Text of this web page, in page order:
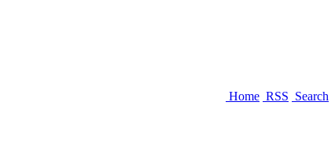
Home RSS Search